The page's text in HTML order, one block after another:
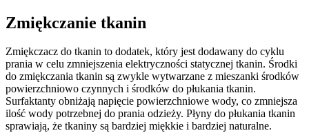
Zmiękczanie tkanin
Zmiękczacz do tkanin to dodatek, który jest dodawany do cyklu
prania w celu zmniejszenia elektryczności statycznej tkanin. Środki
do zmiękczania tkanin są zwykle wytwarzane z mieszanki środków
powierzchniowo czynnych i środków do płukania tkanin.
Surfaktanty obniżają napięcie powierzchniowe wody, co zmniejsza
ilość wody potrzebnej do prania odzieży. Płyny do płukania tkanin
sprawiają, że tkaniny są bardziej miękkie i bardziej naturalne.